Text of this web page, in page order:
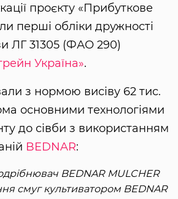
проєкту «Прибуткове
перші обліки дружності
ЛГ 31305 (ФАО 290)
Україна».
з нормою висіву 62 тис.
основними технологіями
до сівби з використанням
BEDNAR:
BEDNAR MULCHER
смуг культиватором BEDNAR